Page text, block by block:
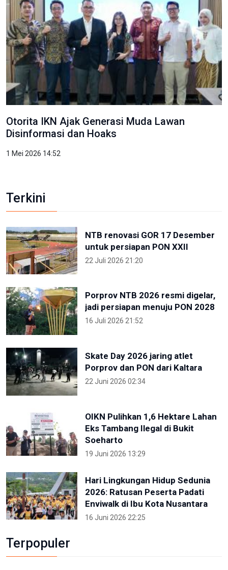
Otorita IKN Ajak Generasi Muda Lawan
Disinformasi dan Hoaks
1 Mei 2026 14:52
Terkini
NTB renovasi GOR 17 Desember
untuk persiapan PON XXII
22 Juli 2026 21:20
Porprov NTB 2026 resmi digelar,
jadi persiapan menuju PON 2028
16 Juli 2026 21:52
Skate Day 2026 jaring atlet
Porprov dan PON dari Kaltara
22 Juni 2026 02:34
OIKN Pulihkan 1,6 Hektare Lahan
Eks Tambang Ilegal di Bukit
Soeharto
19 Juni 2026 13:29
Hari Lingkungan Hidup Sedunia
2026: Ratusan Peserta Padati
Enviwalk di Ibu Kota Nusantara
16 Juni 2026 22:25
Terpopuler